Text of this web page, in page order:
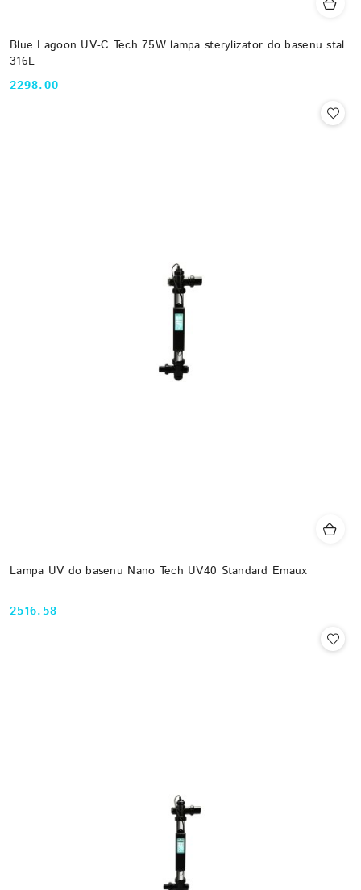
Blue Lagoon UV-C Tech 75W lampa sterylizator do basenu stal
316L
Cena:
2298.00
Lampa UV do basenu Nano Tech UV40 Standard Emaux
Cena:
2516.58